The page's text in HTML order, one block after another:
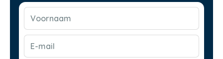
Voornaam
(Vereist)
E-
mail